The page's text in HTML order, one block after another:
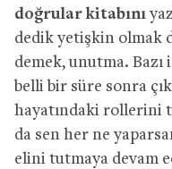
doğrular kitabını
dedik yetişkin olmak
demek, unutma.
belli bir süre sonra
hayatındaki rollerini
da sen her ne
elini tutmaya devam